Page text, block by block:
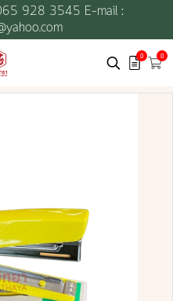
928 3545 E-mail :
0 0